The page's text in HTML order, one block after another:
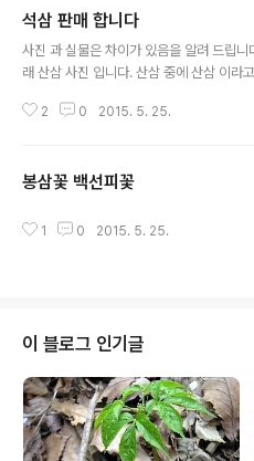
석삼 판매 합니다
사진 과 실물은 차이가 있음을 알려 드립니
래 산삼 사진 입니다. 산삼 중에 산삼 이라
자 희망가격 : 1,500만원 추신: 산원이 11년
적이지 아니 함을 고지 합니다. 안녕하십니
다. 본 협회에서는 실물 감정을 우선으로 하
2 0 2015. 5. 25.
봉삼꽃 백선피꽃
1 0 2015. 5. 25.
이 블로그 인기글